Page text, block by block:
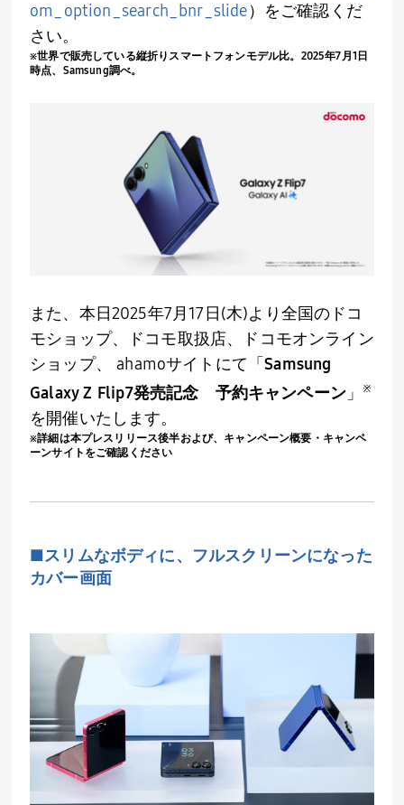
om_option_search_bnr_slide）をご確認くだ
さい。
※世界で販売している縦折りスマートフォンモデル比。 2025年7月 1 日
時点、 Samsung調べ。
また、本日2025年7月17 日(木)より全国のドコ
モショップ、ドコモ取扱店、ドコモオンライン
ショップ、 ahamoサイトにて「Samsung
Galaxy Z Flip7発売記念 予約キャンペーン 」 ※
を開催いたします。
※詳細は本プレスリリース後半および、キャンペーン概要・キャンペ
ーンサイトをご確認ください
■スリムなボディに、フルスクリーンになった
カバー画面